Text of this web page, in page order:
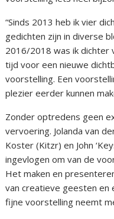
“Sinds 2013 heb ik vier
gedichten zijn in diverse
2016/2018 was ik dichter
tijd voor een nieuwe
voorstelling. Een
plezier eerder kunnen
Zonder optredens geen
vervoering. Jolanda van
Koster (Kitzr) en John
ingevlogen om van de
Het maken en
van creatieve geesten en
fijne voorstelling neemt